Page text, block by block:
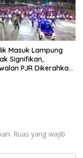
Masuk Lampung
Signifikan,
PJR Dikerahkan,
Ruas yang wajib